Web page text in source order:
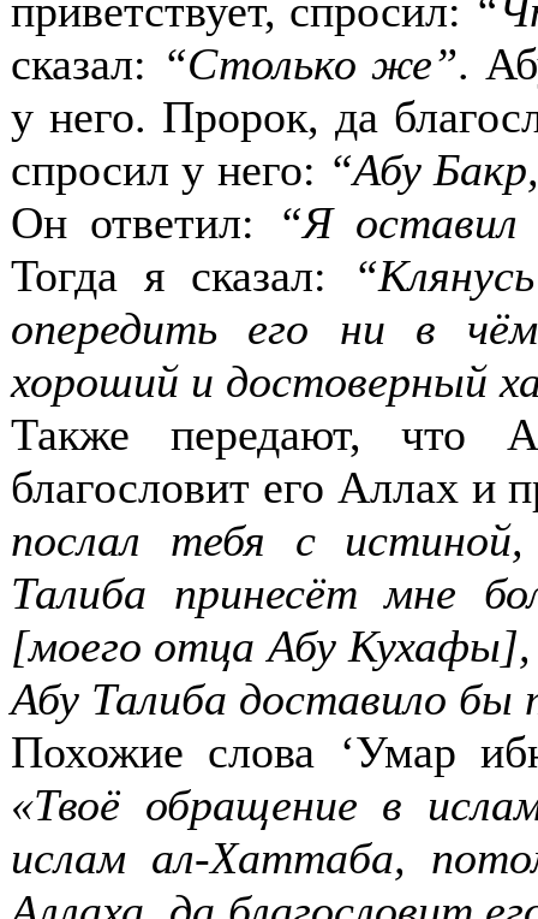
приветствует, спросил:
сказал: “Столько же”.
у него. Пророк, да
спросил у него: “Абу
Он ответил:
“Я оставил
Тогда я сказал:
опередить его ни в
хороший и достоверный
Также передают, что
благословит его Аллах и
послал тебя с
Талиба принесёт мне
[моего отца Абу
Абу Талиба доставило бы
Похожие слова ‘Умар
«Твоё обращение в
ислам ал-Хаттаба,